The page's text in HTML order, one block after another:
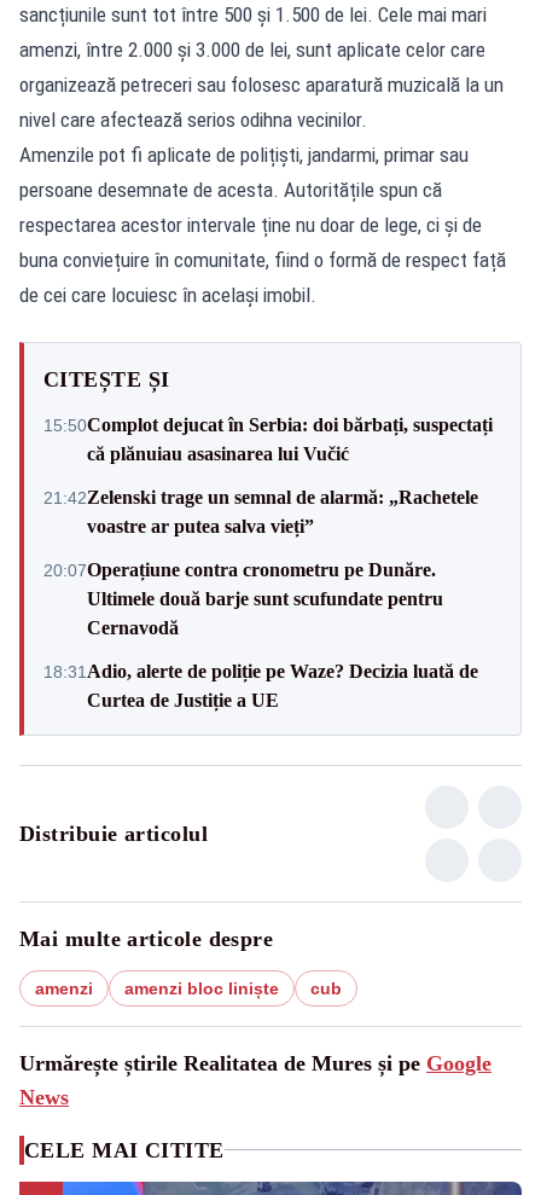
sancțiunile sunt tot între 500 și 1.500 de lei. Cele mai mari
amenzi, între 2.000 și 3.000 de lei, sunt aplicate celor care
organizează petreceri sau folosesc aparatură muzicală la un
nivel care afectează serios odihna vecinilor.
Amenzile pot fi aplicate de polițiști, jandarmi, primar sau
persoane desemnate de acesta. Autoritățile spun că
respectarea acestor intervale ține nu doar de lege, ci și de
buna conviețuire în comunitate, fiind o formă de respect față
de cei care locuiesc în același imobil.
CITEȘTE ȘI
15:50Complot dejucat în Serbia: doi bărbați, suspectați
că plănuiau asasinarea lui Vučić
21:42Zelenski trage un semnal de alarmă: „Rachetele
voastre ar putea salva vieți”
20:07Operațiune contra cronometru pe Dunăre.
Ultimele două barje sunt scufundate pentru
Cernavodă
18:31 Adio, alerte de poliție pe Waze? Decizia luată de
Curtea de Justiție a UE
Distribuie articolul
Mai multe articole despre
amenzi amenzi bloc liniște cub
Urmărește știrile Realitatea de Mures și pe Google
News
CELE MAI CITITE